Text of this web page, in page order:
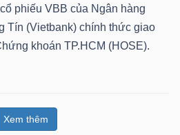
phiếu VBB của Ngân hàng
Tín (Vietbank) chính thức giao
khoán TP.HCM (HOSE).
Xem thêm